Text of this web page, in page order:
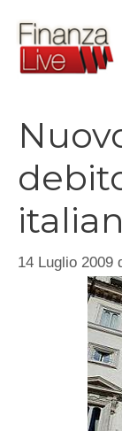
contenuto
14 Luglio 2009